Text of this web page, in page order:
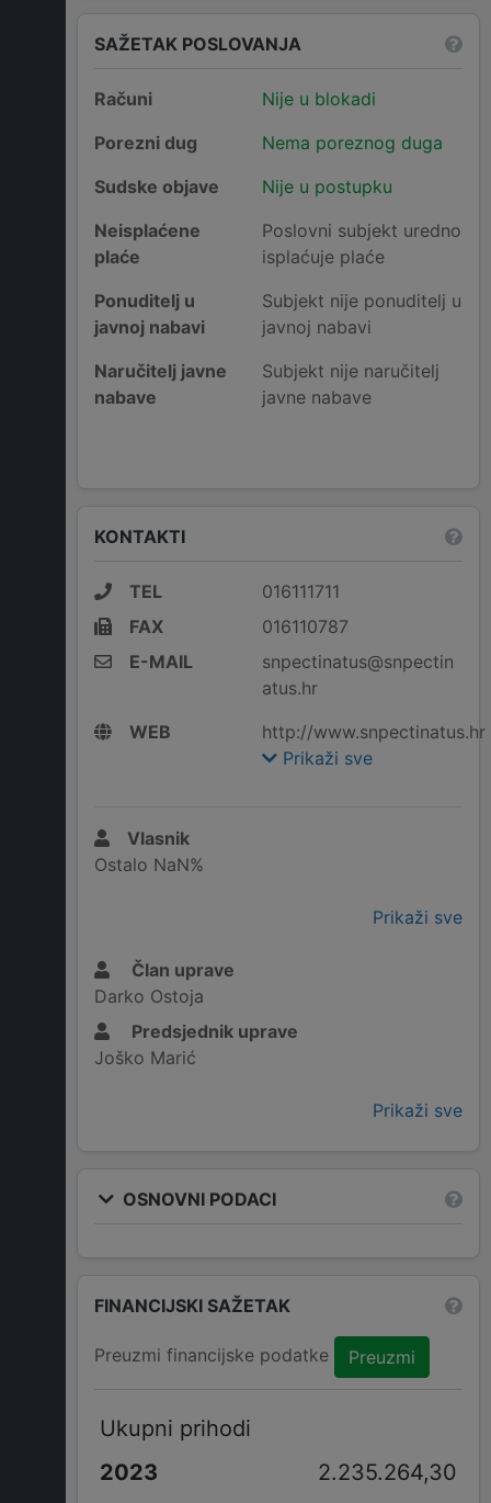
SAŽETAK POSLOVANJA
Računi
Nije u blokadi
Porezni dug
Nema poreznog duga
Sudske objave
Nije u postupku
Neisplaćene
plaće
Poslovni subjekt uredno
isplaćuje plaće
Ponuditelj u
javnoj nabavi
Subjekt nije ponuditelj u
javnoj nabavi
Naručitelj javne
nabave
Subjekt nije naručitelj
javne nabave
KONTAKTI
TEL
016111711
FAX
016110787
E-MAIL
snpectinatus@snpectin
atus.hr
WEB
http://www.snpectinatus.hr
Prikaži sve
Vlasnik
Ostalo NaN%
Prikaži sve
Član uprave
Darko Ostoja
Predsjednik uprave
Joško Marić
Prikaži sve
OSNOVNI PODACI
FINANCIJSKI SAŽETAK
Preuzmi financijske podatke Preuzmi
Ukupni prihodi
2.235.264,30